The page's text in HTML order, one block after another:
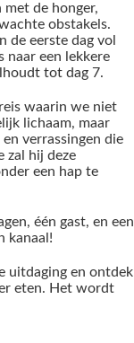
met de honger,
obstakels.
de eerste dag vol
naar een lekkere
tot dag 7.
waarin we niet
lichaam, maar
verrassingen die
zal hij deze
een hap te
één gast, en een
kanaal!
uitdaging en ontdek
eten. Het wordt